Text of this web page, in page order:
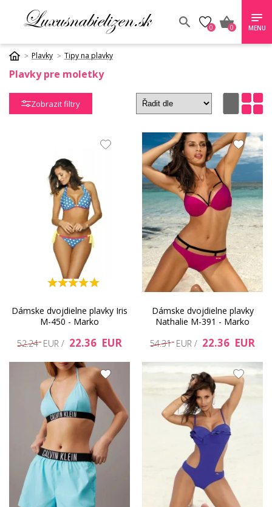
0 0 MENU
Plavky Tipy na plavky
Plavky pre moletky
Zobrazit filtry
Dámske dvojdielne plavky Iris
M-450 - Marko
52.24 EUR / 22.36 EUR
Dámske dvojdielne plavky
Nathalie M-391 - Marko
54.31 EUR / 22.36 EUR